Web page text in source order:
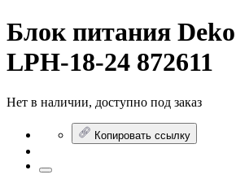
Блок питания
LPH-18-24 872611
Нет в наличии, доступно под заказ
Копировать ссылку